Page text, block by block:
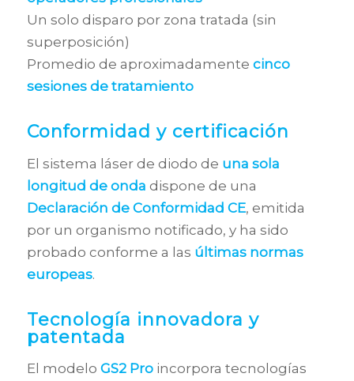
Un solo disparo por zona tratada (sin
superposición)
Promedio de aproximadamente cinco
sesiones de tratamiento
Conformidad y certificación
El sistema láser de diodo de una sola
longitud de onda dispone de una
Declaración de Conformidad CE, emitida
por un organismo notificado, y ha sido
probado conforme a las últimas normas
europeas.
Tecnología innovadora y
patentada
El modelo GS2 Proincorpora tecnologías